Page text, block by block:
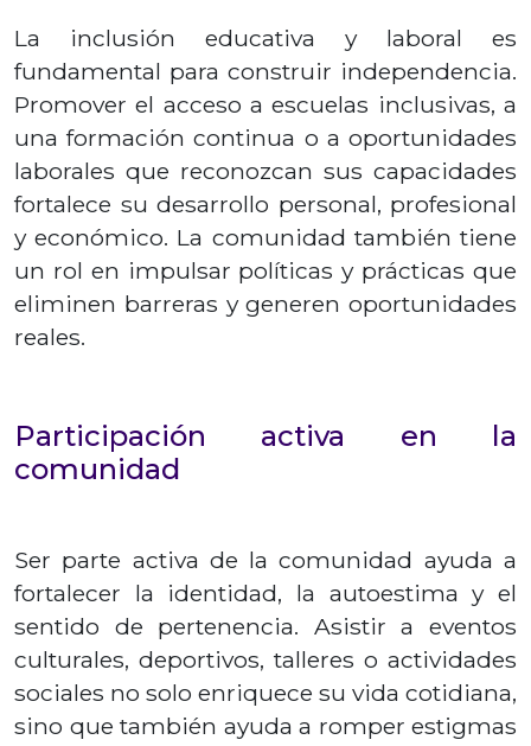
La inclusión educativa y laboral es
fundamental para construir independencia.
Promover el acceso a escuelas inclusivas, a
una formación continua o a oportunidades
laborales que reconozcan sus capacidades
fortalece su desarrollo personal, profesional
y económico. La comunidad también tiene
un rol en impulsar políticas y prácticas que
eliminen barreras y generen oportunidades
reales.
Participación activa en la
comunidad
Ser parte activa de la comunidad ayuda a
fortalecer la identidad, la autoestima y el
sentido de pertenencia. Asistir a eventos
culturales, deportivos, talleres o actividades
sociales no solo enriquece su vida cotidiana,
sino que también ayuda a romper estigmas